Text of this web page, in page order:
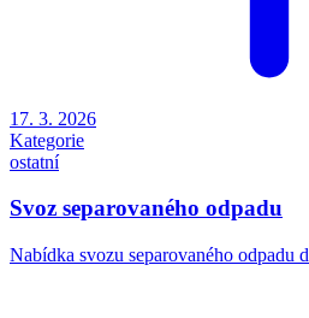
17. 3. 2026
Kategorie
ostatní
Svoz separovaného odpadu
Nabídka svozu separovaného odpadu